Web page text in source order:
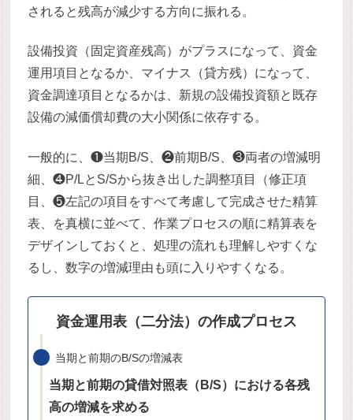
されると残高が減少する方向に振れる。
設備投資（固定資産残高）がプラスになって、資金
運用項目となるか、マイナス（貸方残）になって、
資金調達項目となるかは、新規の設備投資額と既存
設備の減価償却費の大小関係に依存する。
一般的に、❶当期B/S、❷前期B/S、❸両者の増減明
細、❹P/LとS/Sから抜き出した調整項目（修正項
目、❺左記の項目をすべて考慮して完成させた精算
表、を真横に並べて、作業プロセスの順に精算表を
デザインしておくと、処理の流れも理解しやすくな
るし、数字の増減理由も頭に入りやすくなる。
資金運用表（二分法）の作成プロセス
当期と前期のB/Sの増減表
当期と前期の貸借対照表（B/S）における各残
高の増減を求める